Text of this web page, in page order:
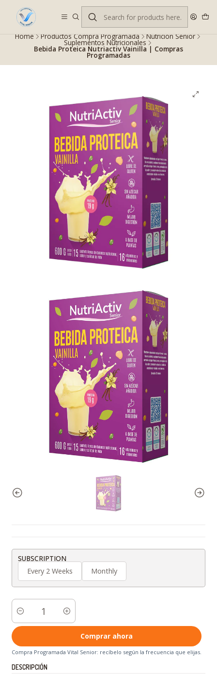
Despacho gratis en RM desde $100.000. Revisa las condiciones.
Home Productos Compra Programada Nutrición Senior
Suplementos Nutricionales
Bebida Proteica Nutriactiv Vainilla | Compras
Programadas
SUBSCRIPTION
Every 2 Weeks
Monthly
Cantidad
Comprar ahora
Compra Programada Vital Senior: recíbelo según la frecuencia que elijas.
DESCRIPCIÓN